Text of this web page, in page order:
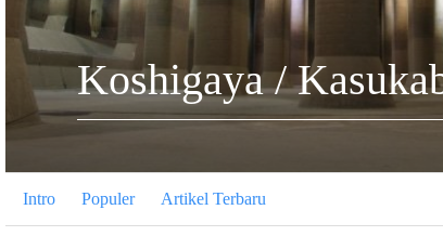
Koshigaya /
Intro Populer Artikel Terbaru